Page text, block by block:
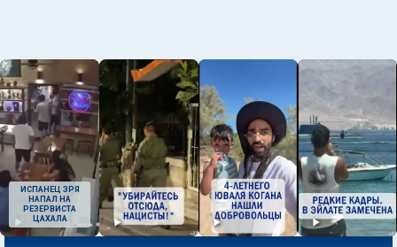
ИСПАНЕЦ ЗРЯ
НАПАЛ НА
РЕЗЕРВИСТА
ЦАХАЛА